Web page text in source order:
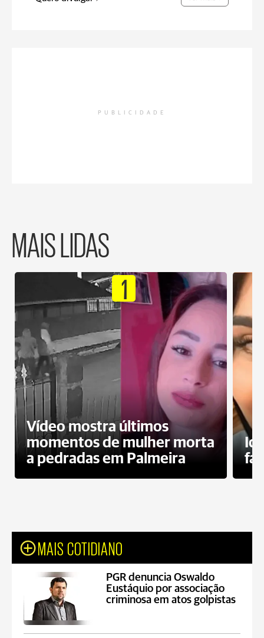
PUBLICIDADE
MAIS LIDAS
1
Vídeo mostra últimos
momentos de mulher morta
a pedradas em Palmeira
MAIS COTIDIANO
PGR denuncia Oswaldo
Eustáquio por associação
criminosa em atos golpistas